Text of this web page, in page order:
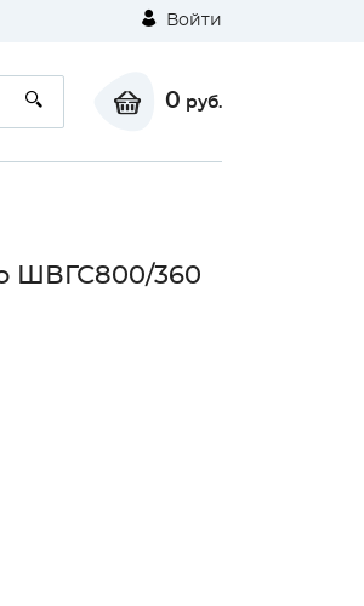
Войти
0 руб.
ШВГС800/360